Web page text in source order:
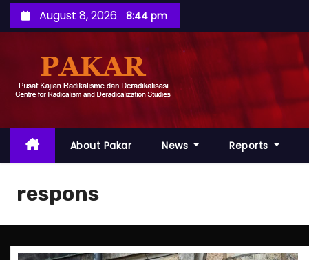
k
c
n
n
August 8, 2026 8:44 pm
About Pakar News Reports
respons